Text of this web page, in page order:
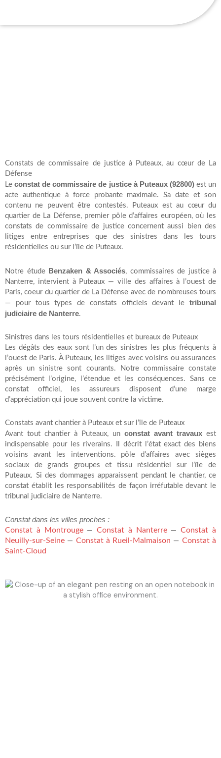
Constats de commissaire de justice à Puteaux, au cœur de La
Défense
Leconstat de commissaire de justice à Puteaux (92800)est un
acte authentique à force probante maximale. Sa date et son
contenu ne peuvent être contestés. Puteaux est au cœur du
quartier de La Défense, premier pôle d’affaires européen, où les
constats de commissaire de justice concernent aussi bien des
litiges entre entreprises que des sinistres dans les tours
résidentielles ou sur l’île de Puteaux.
Notre étude Benzaken & Associés, commissaires de justice à
Nanterre, intervient à Puteaux — ville des affaires à l’ouest de
Paris, coeur du quartier de La Défense avec de nombreuses tours
— pour tous types de constats officiels devant le tribunal
judiciaire de Nanterre.
Sinistres dans les tours résidentielles et bureaux de Puteaux
Les dégâts des eaux sont l’un des sinistres les plus fréquents à
l’ouest de Paris. À Puteaux, les litiges avec voisins ou assurances
après un sinistre sont courants. Notre commissaire constate
précisément l’origine, l’étendue et les conséquences. Sans ce
constat officiel, les assureurs disposent d’une marge
d’appréciation qui joue souvent contre la victime.
Constats avant chantier à Puteaux et sur l’île de Puteaux
Avant tout chantier à Puteaux, un constat avant travaux est
indispensable pour les riverains. Il décrit l’état exact des biens
voisins avant les interventions. pôle d’affaires avec sièges
sociaux de grands groupes et tissu résidentiel sur l’île de
Puteaux. Si des dommages apparaissent pendant le chantier, ce
constat établit les responsabilités de façon irréfutable devant le
tribunal judiciaire de Nanterre.
Constat dans les villes proches :
Constat à Montrouge—Constat à Nanterre—Constat à
Neuilly-sur-Seine — Constat à Rueil-Malmaison — Constat à
Saint-Cloud